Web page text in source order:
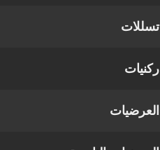
تسللات
ركنيات
العرضيات